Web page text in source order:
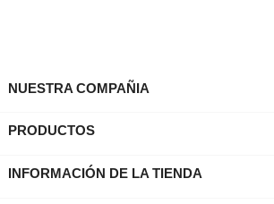
NUESTRA COMPAÑIA
PRODUCTOS
INFORMACIÓN DE LA TIENDA